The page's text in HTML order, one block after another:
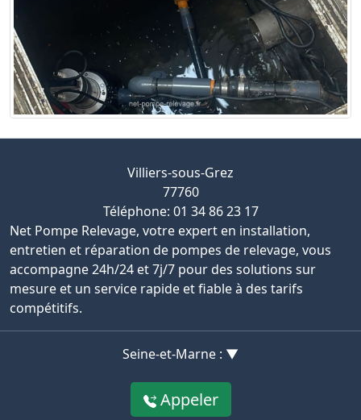
Villiers-sous-Grez
77760
Téléphone: 01 34 86 23 17
Net Pompe Relevage, votre expert en installation,
entretien et réparation de pompes de relevage, vous
accompagne 24h/24 et 7j/7 pour des solutions sur
mesure et un service rapide et fiable à des tarifs
compétitifs.
Seine-et-Marne : ▼
Appeler